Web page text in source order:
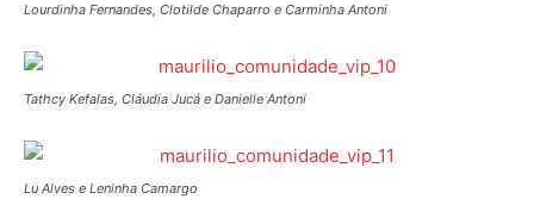
Lourdinha Fernandes, Clotilde Chaparro e Carminha Antoni
Tathcy Kefalas, Cláudia Jucá e Danielle Antoni
Lu Alves e Leninha Camargo